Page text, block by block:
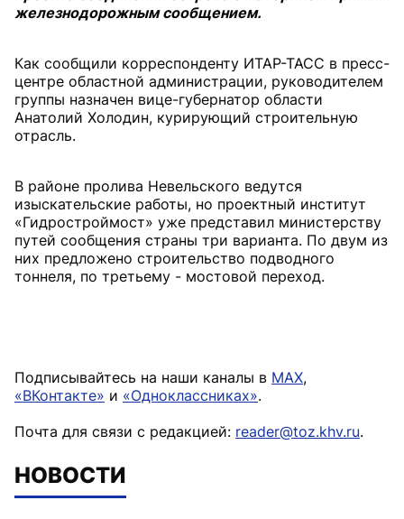
железнодорожным сообщением.
Как сообщили корреспонденту ИТАР-ТАСС в пресс-
центре областной администрации, руководителем
группы назначен вице-губернатор области
Анатолий Холодин, курирующий строительную
отрасль.
В районе пролива Невельского ведутся
изыскательские работы, но проектный институт
«Гидростроймост» уже представил министерству
путей сообщения страны три варианта. По двум из
них предложено строительство подводного
тоннеля, по третьему - мостовой переход.
Подписывайтесь на наши каналы в MAX,
«ВКонтакте» и «Одноклассниках».
Почта для связи с редакцией: reader@toz.khv.ru.
НОВОСТИ